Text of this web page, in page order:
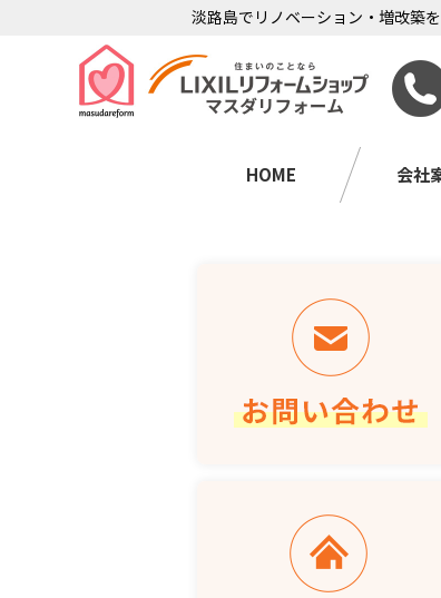
淡路島でリノベーション・増改築
HOME 会社